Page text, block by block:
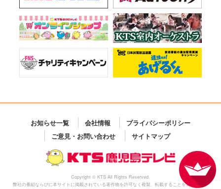
お知らせ一覧 会社情報
プライバシーポリシー
ご意見・お問い合わせ
サイトマップ
Copyright © KTS All Rights Reserved.
弊社の番組ならびに本サイトに掲載されている著作物を許可なく複製、転載することを禁じます。